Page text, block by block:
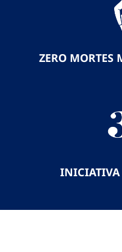
ZERO MORTES
INICIATIVA